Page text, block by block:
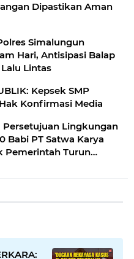
Dipastikan Aman
Simalungun
Hari, Antisipasi Balap
Lintas
Kepsek SMP
Konfirmasi Media
Persetujuan Lingkungan
Babi PT Satwa Karya
Pemerintah Turun